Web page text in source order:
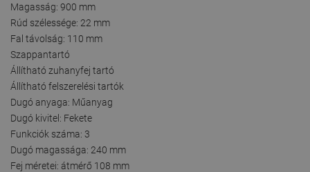
Magasság: 900 mm
Rúd szélessége: 22 mm
Fal távolság: 110 mm
Szappantartó
Állítható zuhanyfej tartó
Állítható felszerelési tartók
Dugó anyaga: Műanyag
Dugó kivitel: Fekete
Funkciók száma: 3
Dugó magassága: 240 mm
Fej méretei: átmérő 108 mm